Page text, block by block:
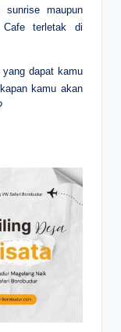
sunrise maupun
terletak di
dapat kamu
kamu akan